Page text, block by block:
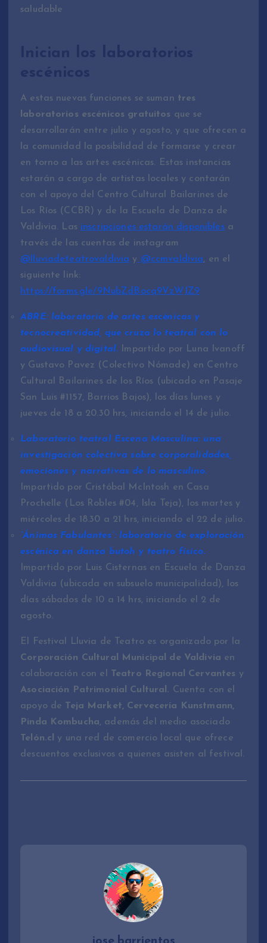
saludable
Inician los laboratorios
escénicos
A estas nuevas funciones se suman tres
laboratorios escénicos gratuitos que se
desarrollarán entre julio y agosto, y que ofrecen a
la comunidad la posibilidad de formarse y crear
en torno a las artes escénicas. Estas instancias
estarán a cargo de artistas locales y contarán
con el apoyo del Centro Cultural Bailarines de
Los Ríos (CCBR) y de la Escuela de Danza de
Valdivia. Las inscripciones estarán disponiblesa
través de las cuentas de instagram
@lluviadeteatrovaldivia y @ccmvaldivia, en el
siguiente link:
https://forms.gle/9NubZdBocq9VzWJZ9
ABRE: laboratorio de artes escénicas y
tecnocreatividad, que cruza lo teatral con lo
audiovisual y digital.
Impartido por Luna Ivanoff
y Gustavo Pavez (Colectivo Nómade) en Centro
Cultural Bailarines de los Ríos (ubicado en Pasaje
San Luis #1157, Barrios Bajos), los días lunes y
jueves de 18 a 20.30 hrs, iniciando el 14 de julio.
Laboratorio teatral Escena Masculina: una
investigación colectiva sobre corporalidades,
emociones y narrativas de lo masculino.
Impartido por Cristóbal McIntosh en Casa
Prochelle (Los Robles #04, Isla Teja), los martes y
miércoles de 18.30 a 21 hrs, iniciando el 22 de julio.
“Ánimas Fabulantes”: laboratorio de exploración
escénica en danza butoh y teatro físico.
Impartido por Luis Cisternas en Escuela de Danza
Valdivia (ubicada en subsuelo municipalidad), los
días sábados de 10 a 14 hrs, iniciando el 2 de
agosto.
El Festival Lluvia de Teatro es organizado por la
Corporación Cultural Municipal de Valdivia en
colaboración con el Teatro Regional Cervantes y
Asociación Patrimonial Cultural. Cuenta con el
apoyo de Teja Market, Cervecería Kunstmann,
Pinda Kombucha, además del medio asociado
Telón.cl
y una red de comercio local que ofrece
descuentos exclusivos a quienes asisten al festival.